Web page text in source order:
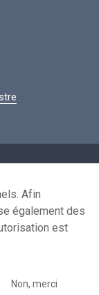
Afin
également des
est
Non, merci